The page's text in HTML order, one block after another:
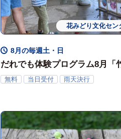
ワークショ
花みどり文化セン
8月の毎週土・日
だれでも体験プログラム8月「
鉄砲であそぼう！」
無料 当日受付 雨天決行